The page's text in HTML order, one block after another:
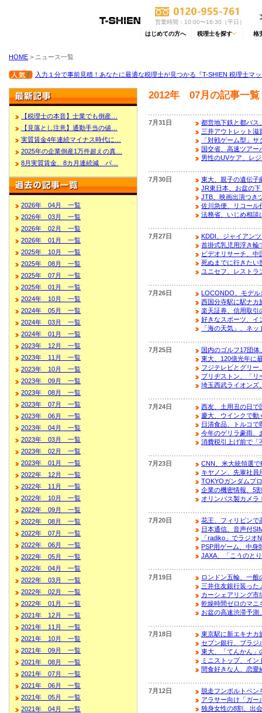
営業時間：10:00〜16:30（平日）
はじめての方へ 税理士を探す 格
HOME > ニュース一覧
入力１分で事前見積！あなたに最適な税理士が見つかる『T-SHIEN 税理士マ
【税理士の本音】士業でも倒産…
【見落とし注意】通勤手当の値…
実質賃金4年連続マイナス時代に…
2025年の企業倒産1万件超えの真…
8月実質賃金、8カ月連続減 パ…
2026年 04月 一覧
2026年 03月 一覧
2026年 02月 一覧
2026年 01月 一覧
2025年 10月 一覧
2025年 08月 一覧
2025年 07月 一覧
2025年 01月 一覧
2024年 10月 一覧
2024年 05月 一覧
2024年 03月 一覧
2024年 01月 一覧
2023年 12月 一覧
2023年 11月 一覧
2023年 10月 一覧
2023年 09月 一覧
2023年 08月 一覧
2023年 07月 一覧
2023年 06月 一覧
2023年 04月 一覧
2023年 03月 一覧
2023年 02月 一覧
2023年 01月 一覧
2022年 12月 一覧
2022年 11月 一覧
2022年 10月 一覧
2022年 09月 一覧
2022年 08月 一覧
2022年 07月 一覧
2022年 06月 一覧
2022年 05月 一覧
2022年 04月 一覧
2022年 03月 一覧
2022年 02月 一覧
2022年 01月 一覧
2021年 12月 一覧
2021年 11月 一覧
2021年 10月 一覧
2021年 09月 一覧
2021年 08月 一覧
2021年 07月 一覧
2021年 06月 一覧
2021年 05月 一覧
2021年 04月 一覧
2012年 07月の記事一覧
7月31日
都営地下鉄と都バス
三井アウトレット滋
「対戦ゲーム型」
国交省、高速ツアー
男性のUVケア、レ
7月30日
東大、親子の遺伝子
JR東日本、お盆の
JTB、映画出演つき
佐川急便、リコール
法務省、いじめ相談
7月27日
KDDI、ジャイアン
首掛式乳児用浮き輪
ビデオリサーチ、
死ぬまでに行きたい
ユニセフ、レスト
7月26日
LOCONDO、モデ
西国分寺駅に駅ナカ
楽天証券、信用取引
好きなスポーツ、イ
「海の天気」、ネ
7月25日
国内のゴルフ17団
東大、120億光年に
フジテレビとグリー
ブリヂストン、「リ
埼玉西武ライオンズ
7月24日
西友、土用丑の日で
慶大、ウインクで動
日清食品、トルコで
今年のゲリラ豪雨、
消費税引上げ前で「
7月23日
CNN、米大統領選
キヤノン、先輩社員
TOKYOガンダムプ
企業の機密情報、5
オリンパス製カメラ
7月20日
花王、フィリピンで
日本通信、音声付
「radiko」でラジオ
PSP用ゲーム、中身
JAXA、「こうのと
7月19日
ロンドン五輪、一般
三井住友銀行装った
カーシェアリング市
乾燥時間ゼロのマニ
お盆の高速渋滞予測
7月18日
東京駅に新エキナカ
セブン銀行、ブラジ
東大、「てんかん」
ミニストップ、イン
間食好きな人、恋愛
7月12日
脱走フンボルトペン
アラサー向け「ガー
独身女性の8割、出